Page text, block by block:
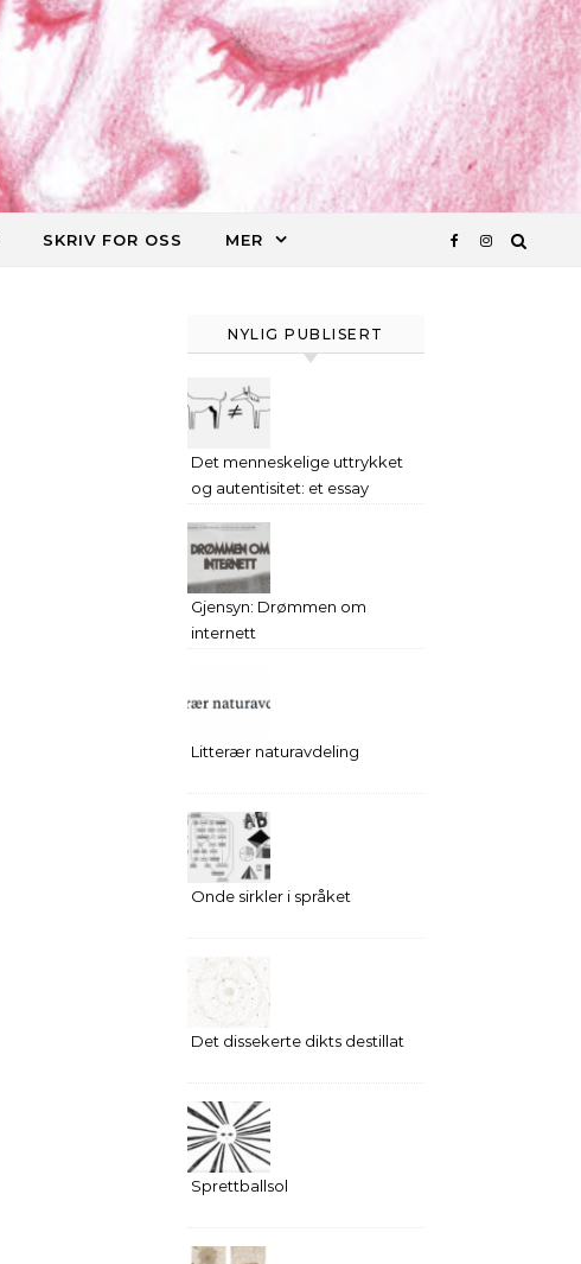
SKRIV FOR OSS MER
NYLIG PUBLISERT
Det menneskelige uttrykket
og autentisitet: et essay
Gjensyn: Drømmen om
internett
Litterær naturavdeling
Onde sirkler i språket
Det dissekerte dikts destillat
Sprettballsol